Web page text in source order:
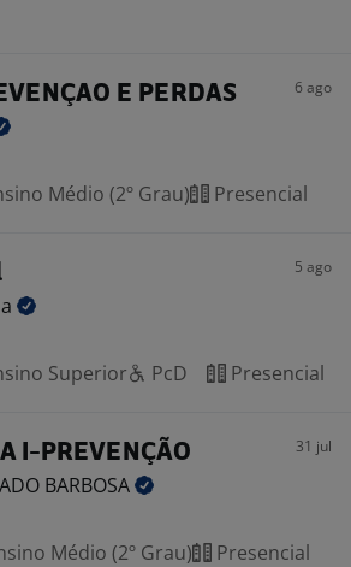
E PERDAS 6 ago
Médio (2º Grau) Presencial
5 ago
Superior PcD Presencial
I-PREVENÇÃO 31 jul
BARBOSA
Médio (2º Grau)
Presencial